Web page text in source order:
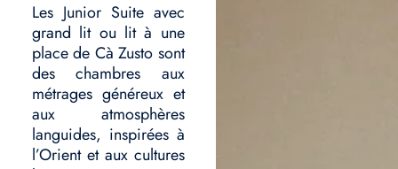
Les Junior Suite avec
grand lit ou lit à une
place de Cà Zusto sont
des chambres aux
métrages généreux et
aux atmosphères
languides, inspirées à
l’Orient et aux cultures